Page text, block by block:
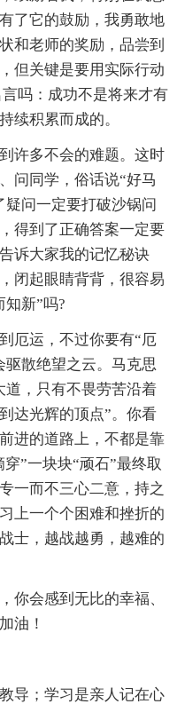
了它的鼓励，我勇敢地
和老师的奖励，品尝到
但关键是要用实际行动
吗：成功不是将来才有
续积累而成的。
多不会的难题。这时
问同学，俗话说“好马
疑问一定要打破沙锅问
得到了正确答案一定要
诉大家我的记忆秘诀
闭起眼睛背背，很容易
新”吗?
运，不过你要有“厄
散绝望之云。马克思
道，只有不畏劳苦沿着
达光辉的顶点”。你看
进的道路上，不都是靠
”一块块“顽石”最终取
一而不三心二意，持之
上一个个困难和挫折的
士，越战越勇，越难的
会感到无比的幸福、
油！
；学习是亲人记在心